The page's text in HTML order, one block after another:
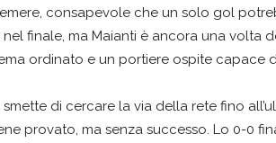
consapevole che un solo gol
finale, ma Maianti è ancora una volta
ordinato e un portiere ospite capace
di cercare la via della rete fino
provato, ma senza successo. Lo 0-0